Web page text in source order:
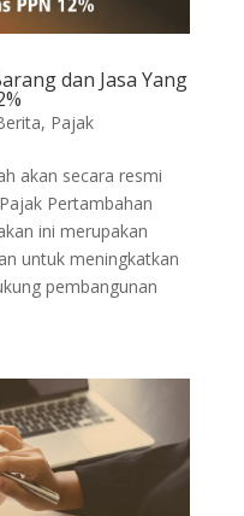
dan Jasa Yang
, Pajak
akan secara resmi
Pertambahan
ini merupakan
untuk meningkatkan
pembangunan